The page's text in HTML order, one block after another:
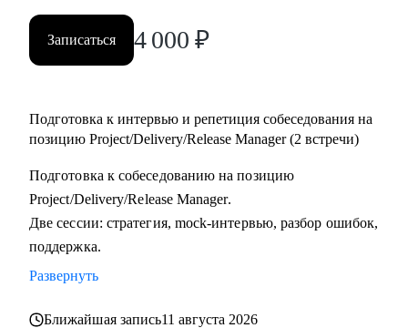
внешний взгляд на резюме, карьерный трек и точки роста.
• IT-специалистам, которые хотят системно подойти к
карьере, а не просто “стрелять откликами” в разные
Записаться 4 000 ₽
Подготовка к интервью и репетиция собеседования на
позицию Project/Delivery/Release Manager (2 встречи)
Подготовка к собеседованию на позицию
Project/Delivery/Release Manager.
Две сессии: стратегия, mock-интервью, разбор ошибок,
поддержка.
Развернуть
Ближайшая запись11 августа 2026